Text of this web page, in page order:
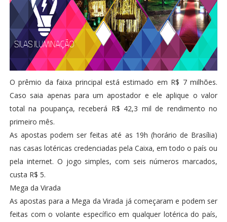
O prêmio da faixa principal está estimado em R$ 7 milhões.
Caso saia apenas para um apostador e ele aplique o valor
total na poupança, receberá R$ 42,3 mil de rendimento no
primeiro mês.
As apostas podem ser feitas até as 19h (horário de Brasília)
nas casas lotéricas credenciadas pela Caixa, em todo o país ou
pela internet. O jogo simples, com seis números marcados,
custa R$ 5.
Mega da Virada
As apostas para a Mega da Virada já começaram e podem ser
feitas com o volante específico em qualquer lotérica do país,